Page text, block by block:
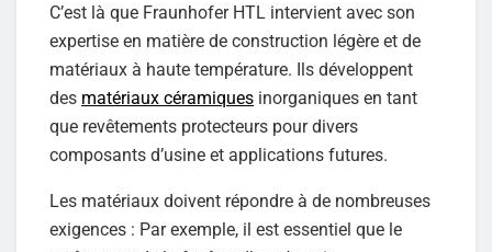
C’est là que Fraunhofer HTL intervient avec son
expertise en matière de construction légère et de
matériaux à haute température. Ils développent
des matériaux céramiques inorganiques en tant
que revêtements protecteurs pour divers
composants d’usine et applications futures.
Les matériaux doivent répondre à de nombreuses
exigences : Par exemple, il est essentiel que le